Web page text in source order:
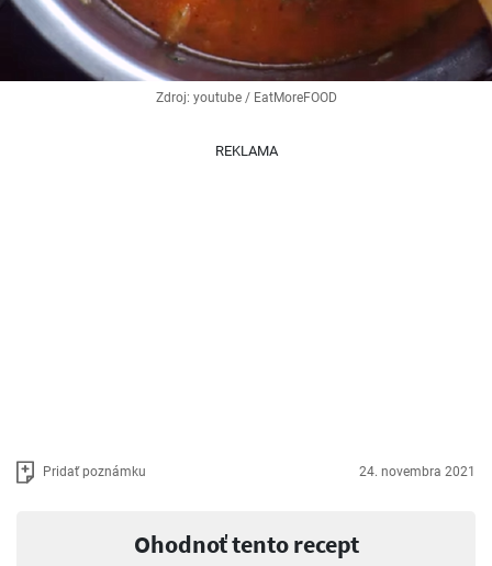
Zdroj: youtube / EatMoreFOOD
REKLAMA
Pridať poznámku 24. novembra 2021
Ohodnoť tento recept